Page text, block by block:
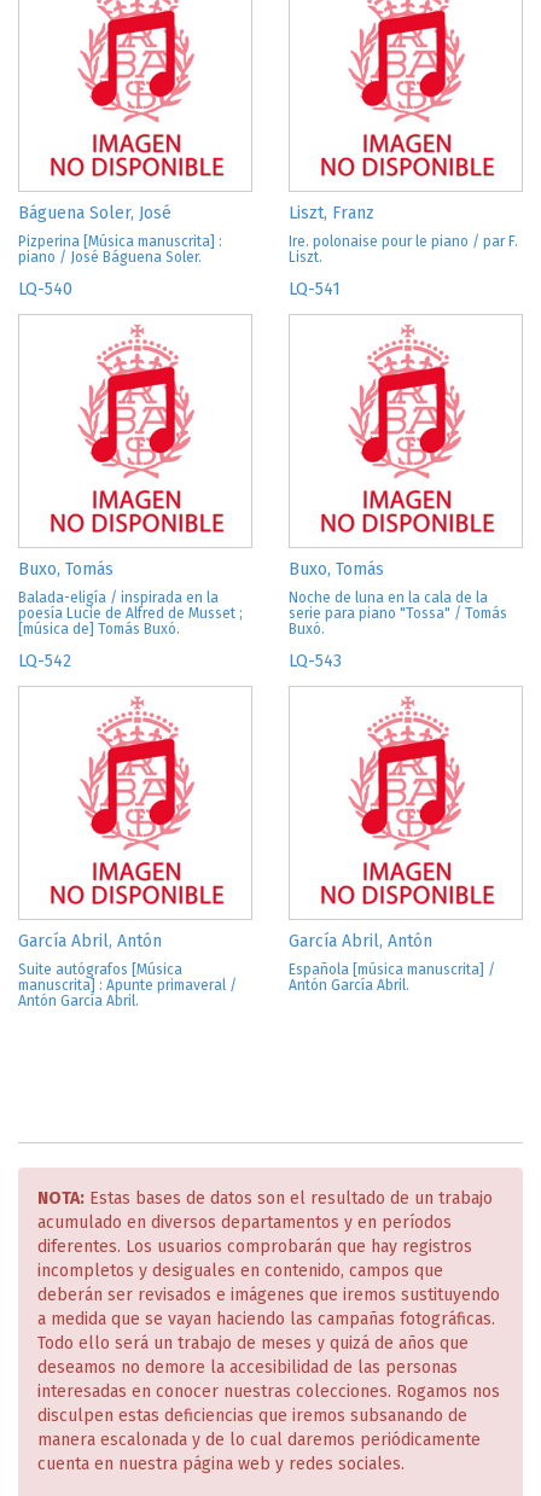
Báguena Soler, José
Pizperina [Música manuscrita] :
piano / José Báguena Soler.
Liszt, Franz
Ire. polonaise pour le piano / par F.
Liszt.
LQ-540
Buxo, Tomás
Balada-eligía / inspirada en la
poesía Lucie de Alfred de Musset ;
[música de] Tomás Buxó.
LQ-541
Buxo, Tomás
Noche de luna en la cala de la
serie para piano "Tossa" / Tomás
Buxó.
LQ-542
García Abril, Antón
Suite autógrafos [Música
manuscrita] : Apunte primaveral /
Antón García Abril.
LQ-543
García Abril, Antón
Española [música manuscrita] /
Antón García Abril.
NOTA: Estas bases de datos son el resultado de un trabajo
acumulado en diversos departamentos y en períodos
diferentes. Los usuarios comprobarán que hay registros
incompletos y desiguales en contenido, campos que
deberán ser revisados e imágenes que iremos sustituyendo
a medida que se vayan haciendo las campañas fotográficas.
Todo ello será un trabajo de meses y quizá de años que
deseamos no demore la accesibilidad de las personas
interesadas en conocer nuestras colecciones. Rogamos nos
disculpen estas deficiencias que iremos subsanando de
manera escalonada y de lo cual daremos periódicamente
cuenta en nuestra página web y redes sociales.